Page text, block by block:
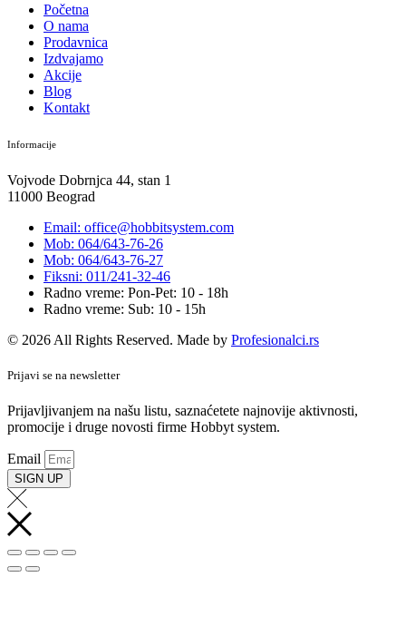
Početna
O nama
Prodavnica
Izdvajamo
Akcije
Blog
Kontakt
Informacije
Vojvode Dobrnjca 44, stan 1
11000 Beograd
Email: office@hobbitsystem.com
Mob: 064/643-76-26
Mob: 064/643-76-27
Fiksni: 011/241-32-46
Radno vreme: Pon-Pet: 10 - 18h
Radno vreme: Sub: 10 - 15h
© 2026 All Rights Reserved. Made by Profesionalci.rs
Prijavi se na newsletter
Prijavljivanjem na našu listu, saznaćetete najnovije aktivnosti,
promocije i druge novosti firme Hobbyt system.
Email
SIGN UP